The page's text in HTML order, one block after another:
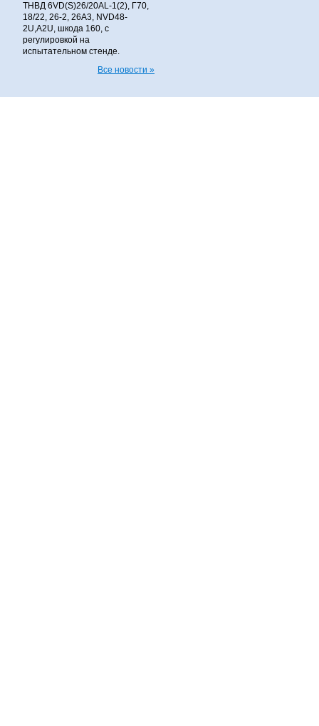
ТНВД 6VD(S)26/20AL-1(2), Г70,
18/22, 26-2, 26А3, NVD48-
2U,A2U, шкода 160, с
регулировкой на
испытательном стенде.
Все новости »